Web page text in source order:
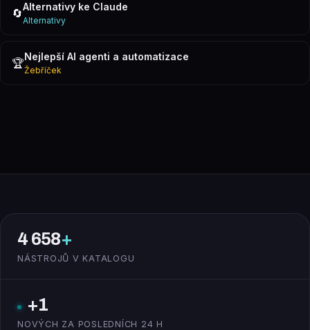
🔄Alternativy ke Claude
Alternativy
🏆Nejlepší AI agenti a automatizace
Žebříček
4 658+
NÁSTROJŮ V KATALOGU
+1
NOVÝCH ZA POSLEDNÍCH 24 H